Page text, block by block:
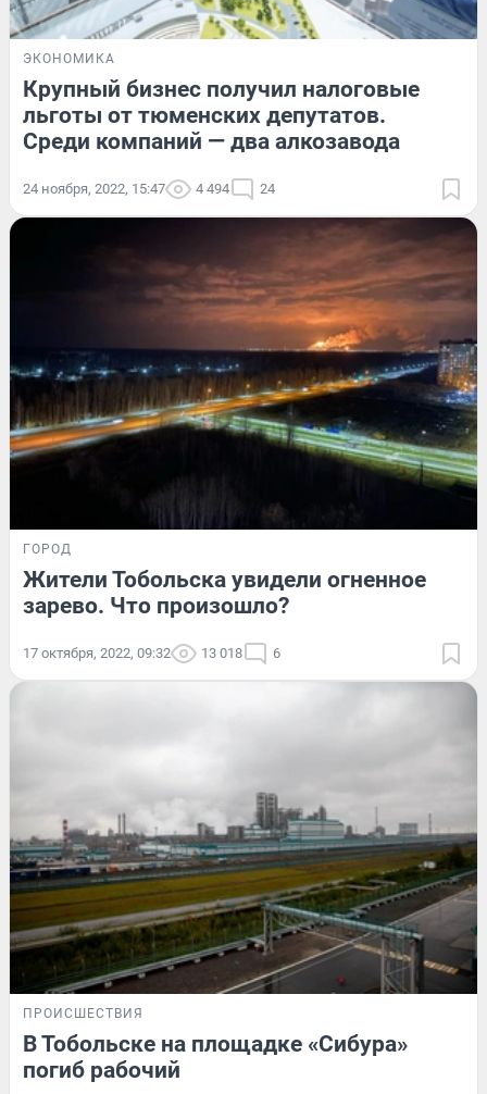
ЭКОНОМИКА
Крупный бизнес получил налоговые
льготы от тюменских депутатов.
Среди компаний — два алкозавода
24 ноября, 2022, 15:47 4 494 24
ГОРОД
Жители Тобольска увидели огненное
зарево. Что произошло?
17 октября, 2022, 09:32 13 018 6
ПРОИСШЕСТВИЯ
В Тобольске на площадке «Сибура»
погиб рабочий